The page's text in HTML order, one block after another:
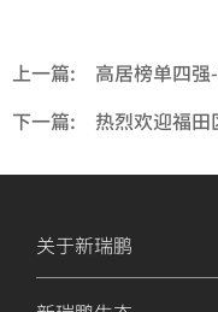
上一篇:
高居榜单四强-新瑞鹏集团荣
下一篇:
热烈欢迎福田区欧阳绘
关于新瑞鹏